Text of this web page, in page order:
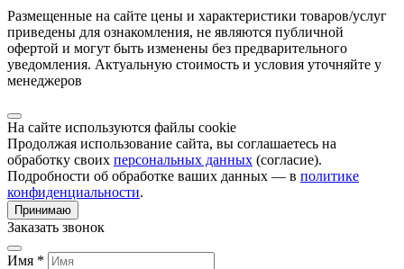
Размещенные на сайте цены и характеристики товаров/услуг
приведены для ознакомления, не являются публичной
офертой и могут быть изменены без предварительного
уведомления. Актуальную стоимость и условия уточняйте у
менеджеров
На сайте используются файлы cookie
Продолжая использование сайта, вы соглашаетесь на
обработку своих персональных данных (согласие).
Подробности об обработке ваших данных — в политике
конфиденциальности.
Принимаю
Заказать звонок
Имя *